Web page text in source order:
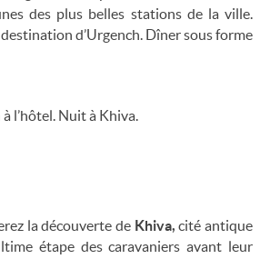
des plus belles stations de la ville.
d’Urgench. Dîner sous forme
l’hôtel. Nuit à Khiva.
la découverte de Khiva,cité antique
étape des caravaniers avant leur